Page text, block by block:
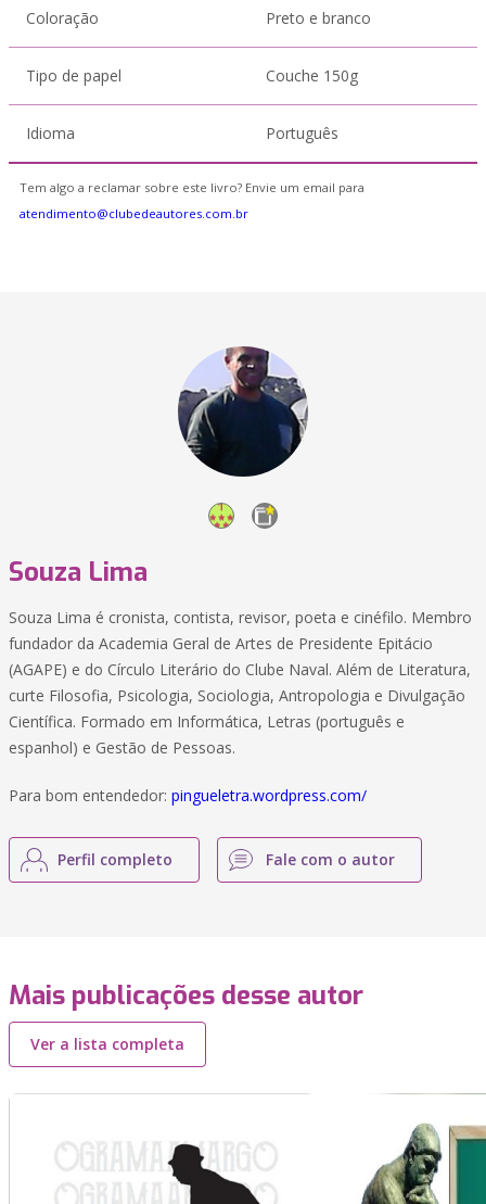
Coloração Preto e branco
Tipo de papel Couche 150g
Idioma Português
Tem algo a reclamar sobre este livro? Envie um email para
atendimento@clubedeautores.com.br
Souza Lima
Souza Lima é cronista, contista, revisor, poeta e cinéfilo. Membro
fundador da Academia Geral de Artes de Presidente Epitácio
(AGAPE) e do Círculo Literário do Clube Naval. Além de Literatura,
curte Filosofia, Psicologia, Sociologia, Antropologia e Divulgação
Científica. Formado em Informática, Letras (português e
espanhol) e Gestão de Pessoas.
Para bom entendedor: pingueletra.wordpress.com/
Perfil completo Fale com o autor
Mais publicações desse autor
Ver a lista completa